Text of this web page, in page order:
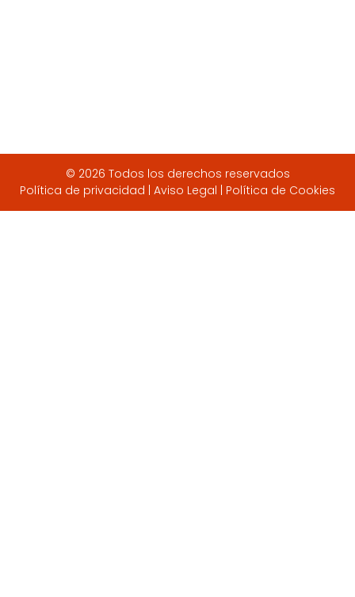
© 2026 Todos los derechos reservados
Política de privacidad Aviso Legal | Política de Cookies